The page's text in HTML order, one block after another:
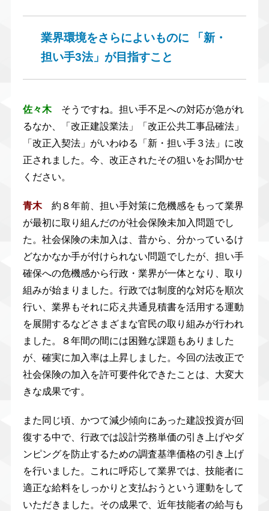
業界環境をさらによいものに 「新・
担い手3法」が目指すこと
佐々木そうですね。担い手不足への対応が急がれ
るなか、「改正建設業法」「改正公共工事品確法」
「改正入契法」がいわゆる「新・担い手３法」に改
正されました。今、改正されたその狙いをお聞かせ
ください。
青木約８年前、担い手対策に危機感をもって業界
が最初に取り組んだのが社会保険未加入問題でし
た。社会保険の未加入は、昔から、分かっているけ
どなかなか手が付けられない問題でしたが、担い手
確保への危機感から行政・業界が一体となり、取り
組みが始まりました。行政では制度的な対応を順次
行い、業界もそれに応え共通見積書を活用する運動
を展開するなどさまざまな官民の取り組みが行われ
ました。８年間の間には困難な課題もありました
が、確実に加入率は上昇しました。今回の法改正で
社会保険の加入を許可要件化できたことは、大変大
きな成果です。
また同じ頃、かつて減少傾向にあった建設投資が回
復する中で、行政では設計労務単価の引き上げやダ
ンピングを防止するための調査基準価格の引き上げ
を行いました。これに呼応して業界では、技能者に
適正な給料をしっかりと支払おうという運動をして
いただきました。その成果で、近年技能者の給与も